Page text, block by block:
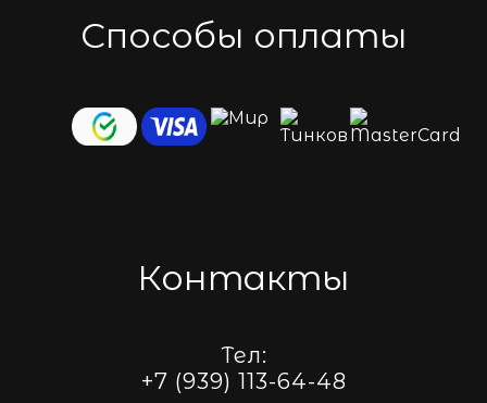
Способы оплаты
Контакты
Тел:
+7 (939) 113-64-48